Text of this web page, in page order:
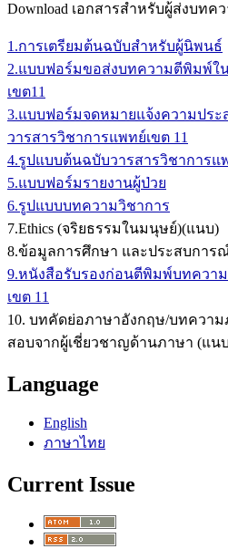
Download เอกสารสำหรับผู้ส่งบทค
1.การเตรียมต้นฉบับสำหรับผู้นิพนธ์
2.แบบฟอร์มขอส่งบทความตีพิมพ์ใ
เขต11
3.แบบฟอร์มจดหมายแจ้งความปร
วารสารวิชาการแพทย์เขต 11
4.รูปแบบต้นฉบับวารสารวิชาการแ
5.แบบฟอร์มรายงานผู้ป่วย
6.รูปแบบบทความวิชาการ
7.Ethics (จริยธรรมในมนุษย์)(แนบ)
8.ข้อมูลการศึกษา และประสบการ
9.หนังสือรับรองก่อนตีพิมพ์บทควา
เขต 11
10. บทคัดย่อภาษาอังกฤษ/บทควา
สอบจากผู้เชี่ยวชาญด้านภาษา (แน
Language
English
ภาษาไทย
Current Issue